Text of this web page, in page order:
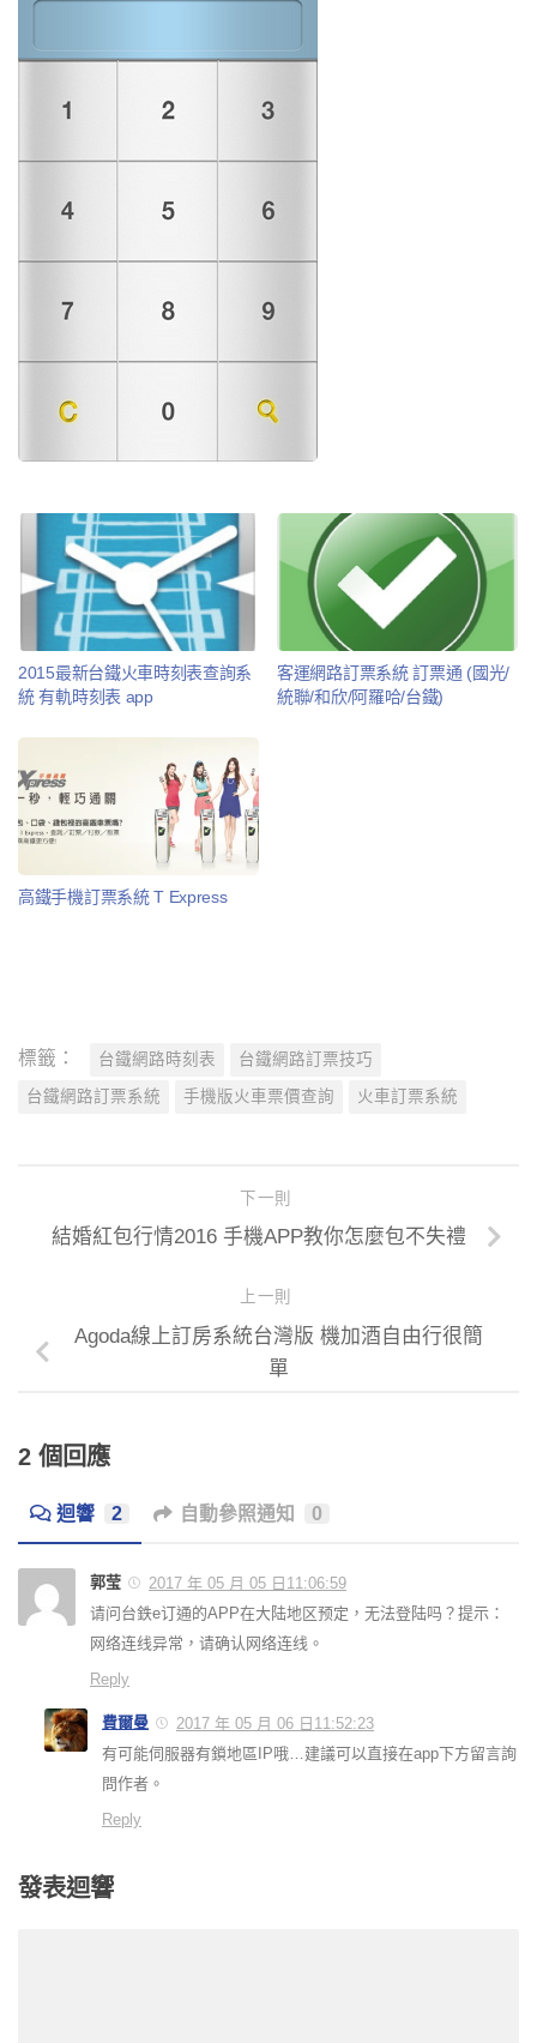
2015最新台鐵火車時刻表查詢系
統 有軌時刻表 app
客運網路訂票系統 訂票通 (國光/
統聯/和欣/阿羅哈/台鐵)
高鐵手機訂票系統 T Express
標籤： 台鐵網路時刻表 台鐵網路訂票技巧
台鐵網路訂票系統 手機版火車票價查詢 火車訂票系統
下一則
結婚紅包行情2016 手機APP教你怎麼包不失禮
上一則
Agoda線上訂房系統台灣版 機加酒自由行很簡
單
2 個回應
迴響 2 自動參照通知 0
郭莹
2017 年 05 月 05 日11:06:59
请问台鉄e订通的APP在大陆地区预定，无法登陆吗？提示：
网络连线异常，请确认网络连线。
Reply
費爾曼
2017 年 05 月 06 日11:52:23
有可能伺服器有鎖地區IP哦…建議可以直接在app下方留言詢
問作者。
Reply
發表迴響